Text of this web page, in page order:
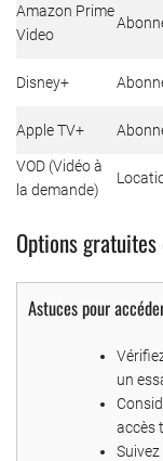
Amazon Prime
Video
Disney+
Apple TV+
VOD (Vidéo à
la demande)
Options
Astuces pour
un
accès